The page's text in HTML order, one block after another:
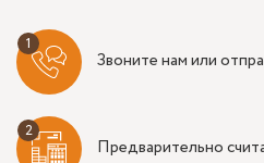
Звоните нам или
Предварительно